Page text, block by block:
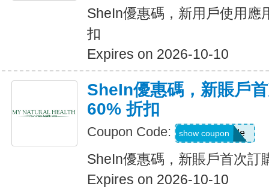
SheIn優惠碼，新用戶使用應
扣
Expires on 2026-10-10
SheIn優惠碼，新賬戶
60% 折扣
Coupon Code: Show Code
show coupon
SheIn優惠碼，新賬戶首次訂
Expires on 2026-10-10